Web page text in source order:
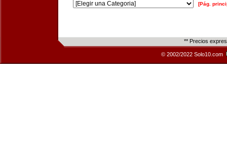
[Pág.
** Precios
© 2002/2022 Solo10.com